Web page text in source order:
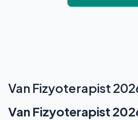
Van Fizyoterapist
Van Fizyoterapist